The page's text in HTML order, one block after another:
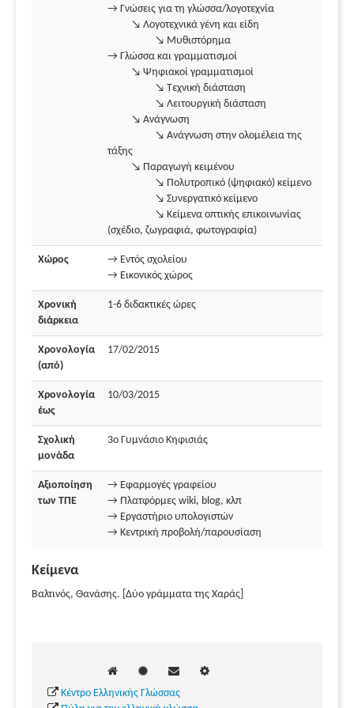
→ Γνώσεις για τη γλώσσα/λογοτεχνία
↘ Λογοτεχνικά γένη και είδη
↘ Μυθιστόρημα
→ Γλώσσα και γραμματισμοί
↘ Ψηφιακοί γραμματισμοί
↘ Τεχνική διάσταση
↘ Λειτουργική διάσταση
↘ Ανάγνωση
↘ Ανάγνωση στην ολομέλεια της
τάξης
↘ Παραγωγή κειμένου
↘ Πολυτροπικό (ψηφιακό) κείμενο
↘ Συνεργατικό κείμενο
↘ Κείμενα οπτικής επικοινωνίας
(σχέδιο, ζωγραφιά, φωτογραφία)
Χώρος
→ Εντός σχολείου
→ Εικονικός χώρος
Χρονική
διάρκεια
1-6 διδακτικές ώρες
Χρονολογία
(από)
17/02/2015
Χρονολογία
έως
10/03/2015
Σχολική
μονάδα
3ο Γυμνάσιο Κηφισιάς
Αξιοποίηση
των ΤΠΕ
→ Εφαρμογές γραφείου
→ Πλατφόρμες wiki, blog, κλπ
→ Εργαστήριο υπολογιστών
→ Κεντρική προβολή/παρουσίαση
Κείμενα
Βαλτινός, Θανάσης. [Δύο γράμματα της Χαράς]
Κέντρο Ελληνικής Γλώσσας